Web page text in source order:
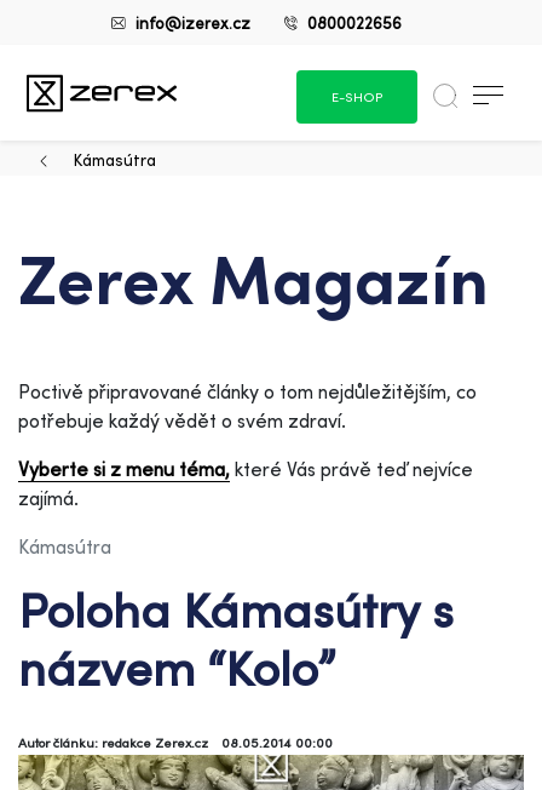
info@izerex.cz 0800022656
E-SHOP
Kámasútra
Zerex Magazín
Poctivě připravované články o tom nejdůležitějším, co
potřebuje každý vědět o svém zdraví.
Vyberte si z menu téma, které Vás právě teď nejvíce
zajímá.
Kámasútra
Poloha Kámasútry s
názvem “Kolo”
Autor článku: redakce Zerex.cz 08.05.2014 00:00